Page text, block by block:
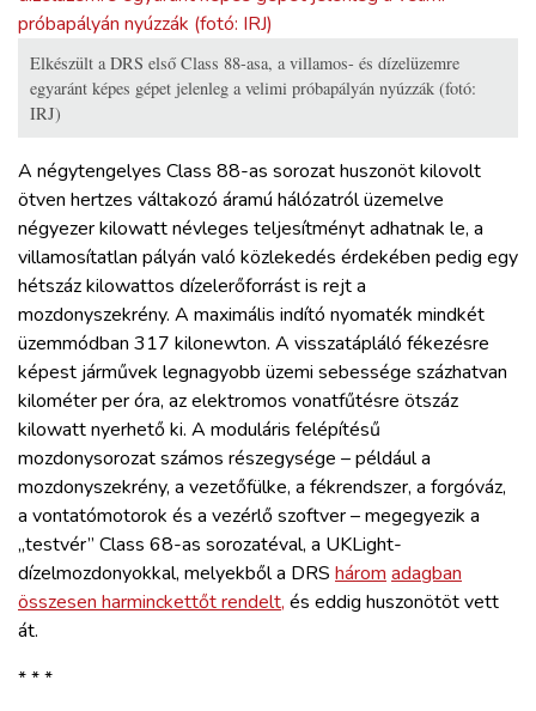
Elkészült a DRS első Class 88-asa, a villamos- és dízelüzemre
egyaránt képes gépet jelenleg a velimi próbapályán nyúzzák (fotó:
IRJ)
A négytengelyes Class 88-as sorozat huszonöt kilovolt
ötven hertzes váltakozó áramú hálózatról üzemelve
négyezer kilowatt névleges teljesítményt adhatnak le, a
villamosítatlan pályán való közlekedés érdekében pedig egy
hétszáz kilowattos dízelerőforrást is rejt a
mozdonyszekrény. A maximális indító nyomaték mindkét
üzemmódban 317 kilonewton. A visszatápláló fékezésre
képest járművek legnagyobb üzemi sebessége százhatvan
kilométer per óra, az elektromos vonatfűtésre ötszáz
kilowatt nyerhető ki. A moduláris felépítésű
mozdonysorozat számos részegysége – például a
mozdonyszekrény, a vezetőfülke, a fékrendszer, a forgóváz,
a vontatómotorok és a vezérlő szoftver – megegyezik a
„testvér” Class 68-as sorozatéval, a UKLight-
dízelmozdonyokkal, melyekből a DRS három adagban
összesen harminckettőt rendelt, és eddig huszonötöt vett
át.
* * *